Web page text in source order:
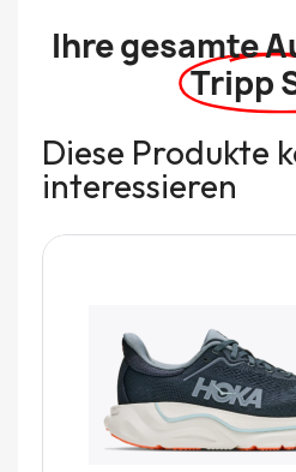
Ihre gesamte
Tripp
Diese Produkte
interessieren